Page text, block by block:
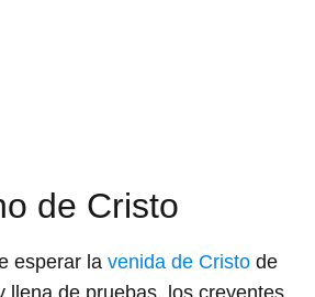
de Cristo
esperar la venida de Cristo de
llena de pruebas, los creyentes